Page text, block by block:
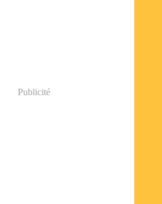
Publicité